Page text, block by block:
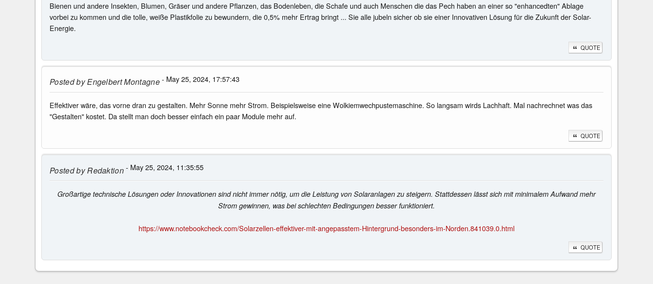
Bienen und andere Insekten, Blumen, Gräser und andere Pflanzen, das Bodenleben, die Schafe und auch Menschen die das Pech haben an einer so "enhancedten" Ablage
vorbei zu kommen und die tolle, weiße Plastikfolie zu bewundern, die 0,5% mehr Ertrag bringt ... Sie alle jubeln sicher ob sie einer Innovativen Lösung für die Zukunft der Solar-
Energie.
QUOTE
Posted byEngelbert Montagne- May 25, 2024, 17:57:43
Effektiver wäre, das vorne dran zu gestalten. Mehr Sonne mehr Strom. Beispielsweise eine Wolkiemwechpustemaschine. So langsam wirds Lachhaft. Mal nachrechnet was das
"Gestalten" kostet. Da stellt man doch besser einfach ein paar Module mehr auf.
QUOTE
Posted byRedaktion- May 25, 2024, 11:35:55
Großartige technische Lösungen oder Innovationen sind nicht immer nötig, um die Leistung von Solaranlagen zu steigern. Stattdessen lässt sich mit minimalem Aufwand mehr
Strom gewinnen, was bei schlechten Bedingungen besser funktioniert.
https://www.notebookcheck.com/Solarzellen-effektiver-mit-angepasstem-Hintergrund-besonders-im-Norden.841039.0.html
QUOTE